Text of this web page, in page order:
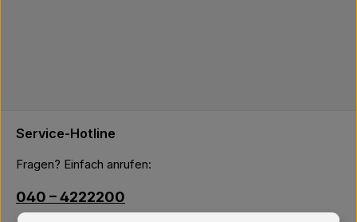
Service-Hotline
Fragen? Einfach anrufen:
040 – 4222200